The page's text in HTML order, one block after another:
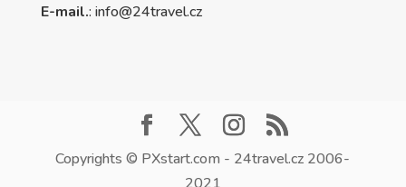
E-mail.: info@24travel.cz
Copyrights © PXstart.com - 24travel.cz 2006-